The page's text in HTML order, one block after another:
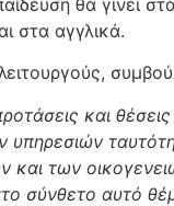
στα αγγλικά.
και
και των
σύνθετο αυτό